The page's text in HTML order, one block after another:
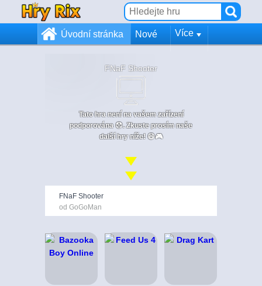
Úvodní stránka Nové Více
FNaF Shooter
Tato hra není na vašem zařízení
podporována 😞. Zkuste prosím naše
další hry níže! 😄🎮
FNaF Shooter
od GoGoMan